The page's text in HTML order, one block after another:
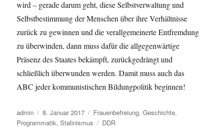
wird – gerade darum geht, diese Selbstverwaltung und
Selbstbestimmung der Menschen über ihre Verhältnisse
zurück zu gewinnen und die verallgemeinerte Entfremdung
zu überwinden, dann muss dafür die allgegenwärtige
Präsenz des Staates bekämpft, zurückgedrängt und
schließlich überwunden werden. Damit muss auch das
ABC jeder kommunistischen Bildungpolitik beginnen!
Autor
admin
Veröffentlicht
am
8. Januar 2017 Kategorien
Frauenbefreiung,Geschichte,
Programmatik,Stalinismus Schlagwörter
DDR